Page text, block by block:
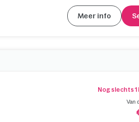
Meer info
Nog slechts
Van